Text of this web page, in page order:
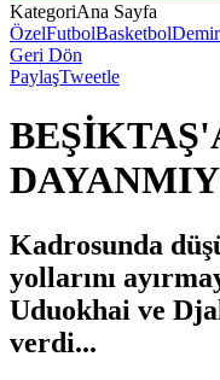
KategoriAna Sayfa
ÖzelFutbolBasketbol
Geri Dön
PaylaşTweetle
Kadrosunda
yollarını
Uduokhai ve
verdi...